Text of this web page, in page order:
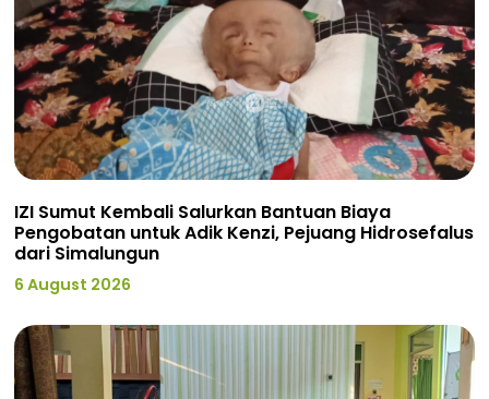
IZI Sumut Kembali Salurkan Bantuan Biaya
Pengobatan untuk Adik Kenzi, Pejuang Hidrosefalus
dari Simalungun
6 August 2026